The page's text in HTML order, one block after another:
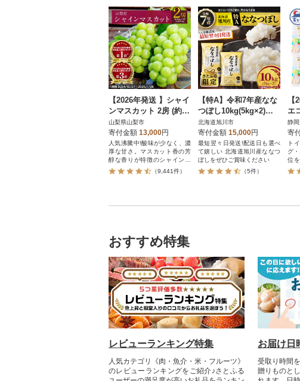
【2026年発送 】シャイ
ンマスカット 2房 (約1k
g) 山梨県産フルーツ 人
気のぶどう
山梨県山梨市
寄付金額 13,000円
人気沸騰中!酸味が少なく、濃
厚な甘さ。マスカット香の芳
醇な香りが特徴のシャインマ
スカット。シャインマスカッ
（9,441件）
【特A】令和7年産なな
つぼし10kg(5kg×2)北
海道旭川産 米 お米【さ
とふる限定】_05957
北海道旭川市
寄付金額 15,000円
最短翌々日発送!配送日も選べ
て嬉しい 北海道旭川産ななつ
ぼしをぜひご賞味ください
（5件）
エ
ト
ブ
人
静
寄
ト
グ
位
合
おすすめ特集
レビューランキング特集
人気カテゴリ《肉・魚介・米・フルーツ》
のレビューランキングをご紹介♪さとふる
お届け日
受取り時間
贈りものと